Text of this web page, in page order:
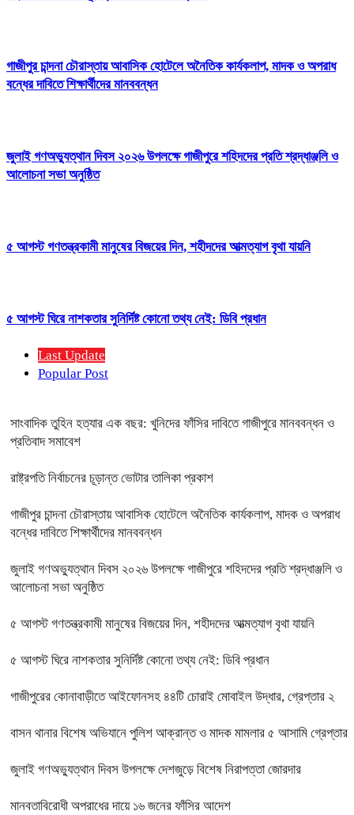
গাজীপুর চান্দনা চৌরাস্তায় আবাসিক হোটেলে অনৈতিক কার্যকলাপ, মাদক ও অপরাধ
বন্ধের দাবিতে শিক্ষার্থীদের মানববন্ধন
জুলাই গণঅভ্যুত্থান দিবস ২০২৬ উপলক্ষে গাজীপুরে শহিদদের প্রতি শ্রদ্ধাঞ্জলি ও
আলোচনা সভা অনুষ্ঠিত
৫ আগস্ট গণতন্ত্রকামী মানুষের বিজয়ের দিন, শহীদদের আত্মত্যাগ বৃথা যায়নি
৫ আগস্ট ঘিরে নাশকতার সুনির্দিষ্ট কোনো তথ্য নেই: ডিবি প্রধান
Last Update
Popular Post
সাংবাদিক তুহিন হত্যার এক বছর: খুনিদের ফাঁসির দাবিতে গাজীপুরে মানববন্ধন ও
প্রতিবাদ সমাবেশ
রাষ্ট্রপতি নির্বাচনের চূড়ান্ত ভোটার তালিকা প্রকাশ
গাজীপুর চান্দনা চৌরাস্তায় আবাসিক হোটেলে অনৈতিক কার্যকলাপ, মাদক ও অপরাধ
বন্ধের দাবিতে শিক্ষার্থীদের মানববন্ধন
জুলাই গণঅভ্যুত্থান দিবস ২০২৬ উপলক্ষে গাজীপুরে শহিদদের প্রতি শ্রদ্ধাঞ্জলি ও
আলোচনা সভা অনুষ্ঠিত
৫ আগস্ট গণতন্ত্রকামী মানুষের বিজয়ের দিন, শহীদদের আত্মত্যাগ বৃথা যায়নি
৫ আগস্ট ঘিরে নাশকতার সুনির্দিষ্ট কোনো তথ্য নেই: ডিবি প্রধান
গাজীপুরের কোনাবাড়ীতে আইফোনসহ ৪৪টি চোরাই মোবাইল উদ্ধার, গ্রেপ্তার ২
বাসন থানার বিশেষ অভিযানে পুলিশ আক্রান্ত ও মাদক মামলার ৫ আসামি গ্রেপ্তার
জুলাই গণঅভ্যুত্থান দিবস উপলক্ষে দেশজুড়ে বিশেষ নিরাপত্তা জোরদার
মানবতাবিরোধী অপরাধের দায়ে ১৬ জনের ফাঁসির আদেশ